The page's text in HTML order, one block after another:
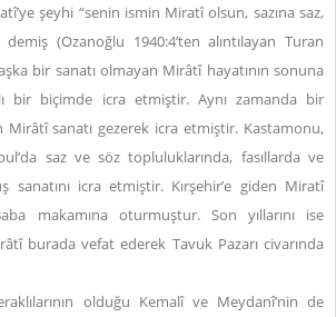
şeyhi “senin ismin Miratî olsun, sazına saz,
(Ozanoğlu 1940:4’ten alıntılayan Turan
bir sanatı olmayan Mirâtî hayatının sonuna
bir biçimde icra etmiştir. Aynı zamanda bir
Mirâtî sanatı gezerek icra etmiştir. Kastamonu,
saz ve söz topluluklarında, fasıllarda ve
sanatını icra etmiştir. Kırşehir’e giden Miratî
makamına oturmuştur. Son yıllarını ise
burada vefat ederek Tavuk Pazarı civarında
olduğu Kemalî ve Meydanî’nin de